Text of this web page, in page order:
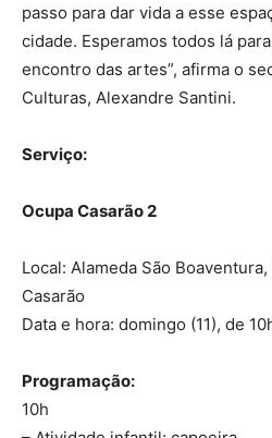
passo para dar vida a esse
cidade. Esperamos todos lá
encontro das artes”, afirma o
Culturas, Alexandre Santini.
Serviço:
Ocupa Casarão 2
Local: Alameda São
Casarão
Data e hora: domingo (11), de
Programação:
10h